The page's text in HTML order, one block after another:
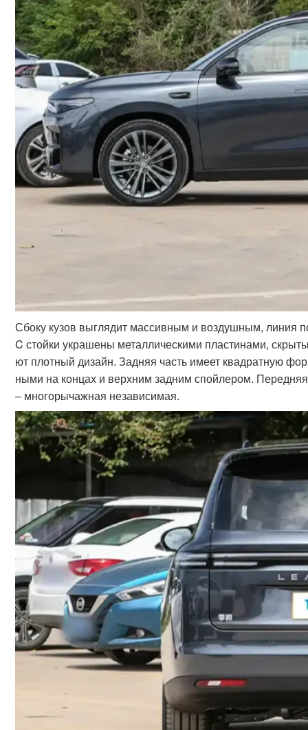
Сбоку кузов выглядит массивным и воздушным, линия
C стойки украшены металлическими пластинами,
ют плотный дизайн. Задняя часть имеет квадратную
ными на концах и верхним задним спойлером.
– многорычажная независимая.